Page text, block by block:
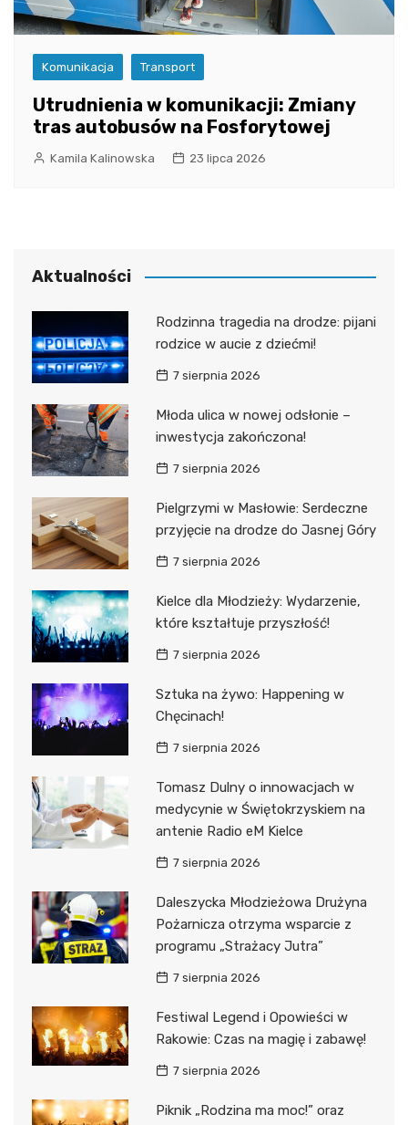
Komunikacja Transport
Utrudnienia w komunikacji: Zmiany
tras autobusów na Fosforytowej
Kamila Kalinowska 23 lipca 2026
Aktualności
Rodzinna tragedia na drodze: pijani
rodzice w aucie z dziećmi!
7 sierpnia 2026
Młoda ulica w nowej odsłonie –
inwestycja zakończona!
7 sierpnia 2026
Pielgrzymi w Masłowie: Serdeczne
przyjęcie na drodze do Jasnej Góry
7 sierpnia 2026
Kielce dla Młodzieży: Wydarzenie,
które kształtuje przyszłość!
7 sierpnia 2026
Sztuka na żywo: Happening w
Chęcinach!
7 sierpnia 2026
Tomasz Dulny o innowacjach w
medycynie w Świętokrzyskiem na
antenie Radio eM Kielce
7 sierpnia 2026
Daleszycka Młodzieżowa Drużyna
Pożarnicza otrzyma wsparcie z
programu „Strażacy Jutra”
7 sierpnia 2026
Festiwal Legend i Opowieści w
Rakowie: Czas na magię i zabawę!
7 sierpnia 2026
Piknik „Rodzina ma moc!” oraz